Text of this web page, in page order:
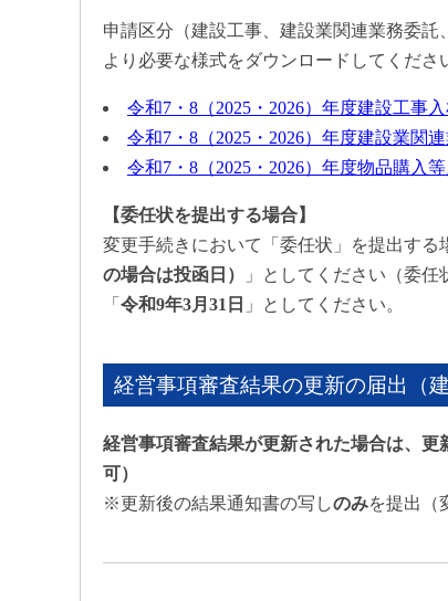
申請区分（建設工事、建設業関連業務委
より必要な様式をダウンロードしてくださ
令和7・8（2025・2026）年度建設工事
令和7・8（2025・2026）年度建設業関
令和7・8（2025・2026）年度物品購入
【委任状を提出する場合】
変更手続きにおいて「委任状」を提出する
の場合は投函日）
」としてください（委
「 令和9年3月31日 」としてください。
経営事項審査結果の更新の届出（
経営事項審査結果が更新された場合は、
可）
※更新後の結果通知書の写しのみを提出（